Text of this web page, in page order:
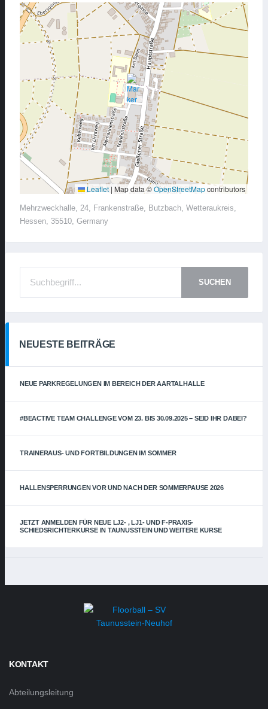
Leaflet | Map data ©OpenStreetMapcontributors
Mehrzweckhalle, 24, Frankenstraße, Butzbach, Wetteraukreis,
Hessen, 35510, Germany
SUCHEN
NEUESTE BEITRÄGE
NEUE PARKREGELUNGEN IM BEREICH DER AARTALHALLE
#BEACTIVE TEAM CHALLENGE VOM 23. BIS 30.09.2025 – SEID IHR DABEI?
TRAINERAUS- UND FORTBILDUNGEN IM SOMMER
HALLENSPERRUNGEN VOR UND NACH DER SOMMERPAUSE 2026
JETZT ANMELDEN FÜR NEUE LJ2- , LJ1- UND F-PRAXIS-
SCHIEDSRICHTERKURSE IN TAUNUSSTEIN UND WEITERE KURSE
KONTAKT
Abteilungsleitung